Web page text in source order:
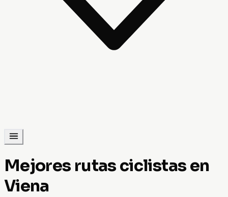
Mejores rutas ciclistas en
Viena